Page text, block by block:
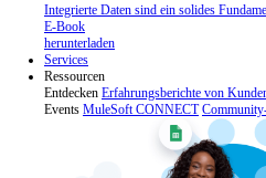
Integrierte Daten sind ein solides
E-Book
herunterladen
Services
Ressourcen
Entdecken Erfahrungsberichte von
Events MuleSoft CONNECT